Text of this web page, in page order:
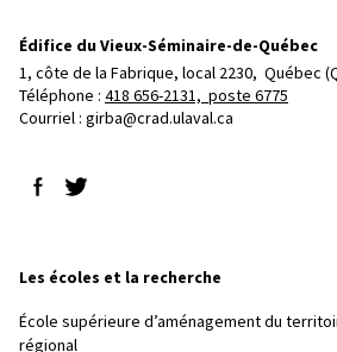
Édifice du Vieux-Séminaire-de-Québec
1, côte de la Fabrique, local 2230, Québec
Téléphone : 418 656-2131, poste 6775
Courriel : girba@crad.ulaval.ca
Suivez-nous sur Facebook
Suivez-nous sur Twitter
Les écoles et la recherche
École supérieure d’aménagement du
régional